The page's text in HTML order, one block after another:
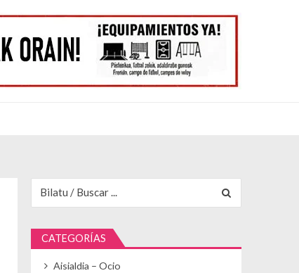
CATEGORÍAS
Aisialdia – Ocio